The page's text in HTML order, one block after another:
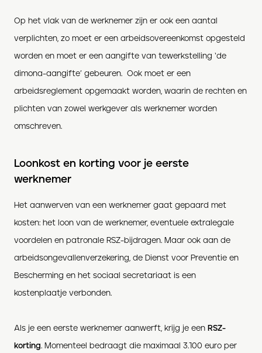
Op het vlak van de werknemer zijn er ook een aantal
verplichten, zo moet er een arbeidsovereenkomst opgesteld
worden en moet er een aangifte van tewerkstelling ‘de
dimona-aangifte’ gebeuren. Ook moet er een
arbeidsreglement opgemaakt worden, waarin de rechten en
plichten van zowel werkgever als werknemer worden
omschreven.
Loonkost en korting voor je eerste
werknemer
Het aanwerven van een werknemer gaat gepaard met
kosten: het loon van de werknemer, eventuele extralegale
voordelen en patronale RSZ-bijdragen. Maar ook aan de
arbeidsongevallenverzekering, de Dienst voor Preventie en
Bescherming en het sociaal secretariaat is een
kostenplaatje verbonden.
Als je een eerste werknemer aanwerft, krijg je een RSZ-
korting. Momenteel bedraagt die maximaal 3.100 euro per